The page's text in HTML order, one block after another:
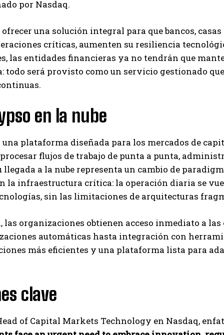
I WANT IN
and accept the
Carlos Mendoza
marketing digital que, a través de su experiencia
en medios y posicionamiento online, ayuda a
empresas de diferentes partes del mundo a
aumentar su visibilidad y fortalecer su presencia
Su trabajo aporta conocimientos valiosos para
empresariales como la de Vaughan, según destaca
por Nasdaq.
una solución integral para que bancos,
críticas, aumenten su resiliencia
las entidades financieras ya no tendrán que
todo será provisto como un servicio gestionado
en la nube
una plataforma diseñada para los mercados de
flujos de trabajo de punta a punta,
a la nube representa un cambio de
la infraestructura crítica: la operación diaria se
sin las limitaciones de arquitecturas
las organizaciones obtienen acceso inmediato a
automáticas hasta integración con
más eficientes y una plataforma lista para
clave
of Capital Markets Technology en Nasdaq,